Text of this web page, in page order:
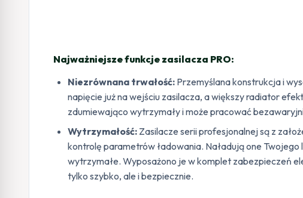
Najważniejsze funkcje zasilacza PRO:
Niezrównana trwałość: Przemyślana konstrukcja i
napięcie już na wejściu zasilacza, a większy radiator
zdumiewająco wytrzymały i może pracować
Wytrzymałość: Zasilacze serii profesjonalnej są z
kontrolę parametrów ładowania. Naładują one
wytrzymałe. Wyposażono je w komplet zabezpieczeń
tylko szybko, ale i bezpiecznie.